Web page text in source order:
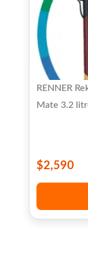
RENNER
Mate 3.2
$2,590